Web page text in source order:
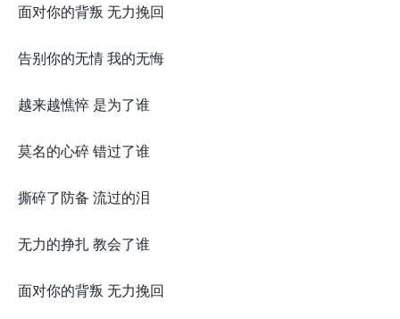
面对你的背叛 无力挽回
告别你的无情 我的无悔
越来越憔悴 是为了谁
莫名的心碎 错过了谁
撕碎了防备 流过的泪
无力的挣扎 教会了谁
面对你的背叛 无力挽回